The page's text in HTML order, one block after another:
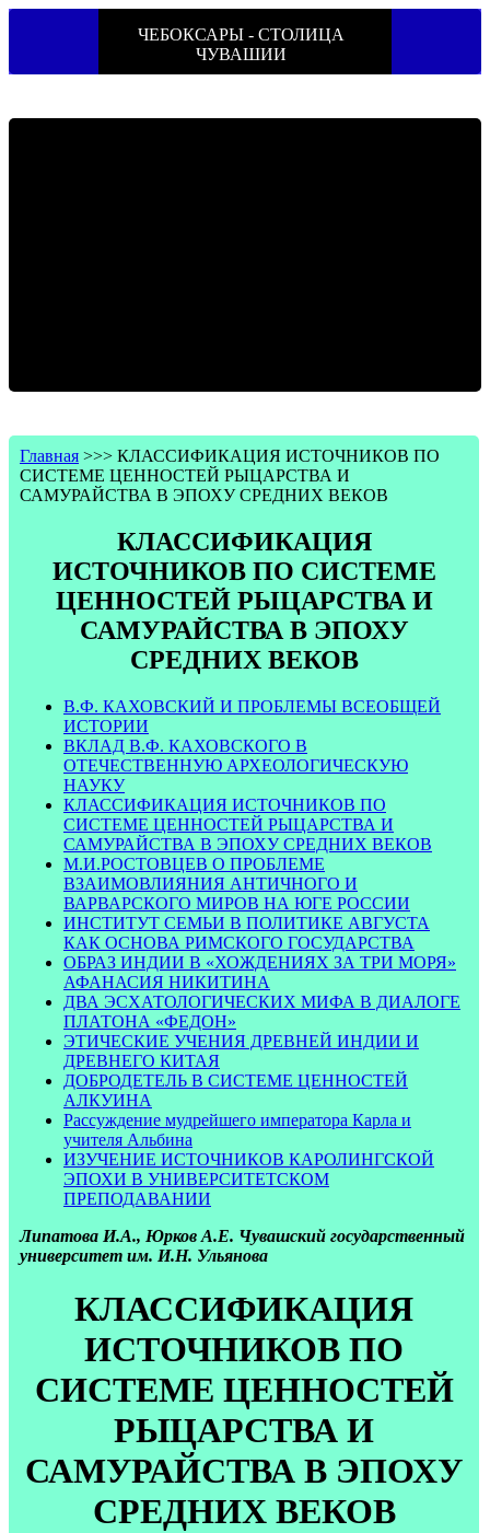
ЧЕБОКСАРЫ - СТОЛИЦА
ЧУВАШИИ
Главная >>> КЛАССИФИКАЦИЯ ИСТОЧНИКОВ ПО
СИСТЕМЕ ЦЕННОСТЕЙ РЫЦАРСТВА И
САМУРАЙСТВА В ЭПОХУ СРЕДНИХ ВЕКОВ
КЛАССИФИКАЦИЯ
ИСТОЧНИКОВ ПО СИСТЕМЕ
ЦЕННОСТЕЙ РЫЦАРСТВА И
САМУРАЙСТВА В ЭПОХУ
СРЕДНИХ ВЕКОВ
В.Ф. КАХОВСКИЙ И ПРОБЛЕМЫ ВСЕОБЩЕЙ
ИСТОРИИ
ВКЛАД В.Ф. КАХОВСКОГО В
ОТЕЧЕСТВЕННУЮ АРХЕОЛОГИЧЕСКУЮ
НАУКУ
КЛАССИФИКАЦИЯ ИСТОЧНИКОВ ПО
СИСТЕМЕ ЦЕННОСТЕЙ РЫЦАРСТВА И
САМУРАЙСТВА В ЭПОХУ СРЕДНИХ ВЕКОВ
М.И.РОСТОВЦЕВ О ПРОБЛЕМЕ
ВЗАИМОВЛИЯНИЯ АНТИЧНОГО И
ВАРВАРСКОГО МИРОВ НА ЮГЕ РОССИИ
ИНСТИТУТ СЕМЬИ В ПОЛИТИКЕ АВГУСТА
КАК ОСНОВА РИМСКОГО ГОСУДАРСТВА
ОБРАЗ ИНДИИ В «ХОЖДЕНИЯХ ЗА ТРИ МОРЯ»
АФАНАСИЯ НИКИТИНА
ДВА ЭСХАТОЛОГИЧЕСКИХ МИФА В ДИАЛОГЕ
ПЛАТОНА «ФЕДОН»
ЭТИЧЕСКИЕ УЧЕНИЯ ДРЕВНЕЙ ИНДИИ И
ДРЕВНЕГО КИТАЯ
ДОБРОДЕТЕЛЬ В СИСТЕМЕ ЦЕННОСТЕЙ
АЛКУИНА
Рассуждение мудрейшего императора Карла и
учителя Альбина
ИЗУЧЕНИЕ ИСТОЧНИКОВ КАРОЛИНГСКОЙ
ЭПОХИ В УНИВЕРСИТЕТСКОМ
ПРЕПОДАВАНИИ
Липатова И.А., Юрков А.Е. Чувашский государственный
университет им. И.Н. Ульянова
КЛАССИФИКАЦИЯ
ИСТОЧНИКОВ ПО
СИСТЕМЕ ЦЕННОСТЕЙ
РЫЦАРСТВА И
САМУРАЙСТВА В ЭПОХУ
СРЕДНИХ ВЕКОВ